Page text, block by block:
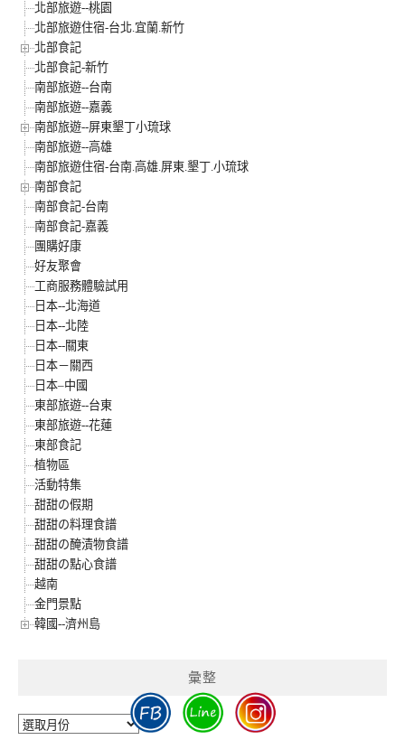
北部旅遊--桃園
北部旅遊住宿-台北.宜蘭.新竹
北部食記
北部食記-新竹
南部旅遊--台南
南部旅遊--嘉義
南部旅遊--屏東墾丁小琉球
南部旅遊--高雄
南部旅遊住宿-台南.高雄.屏東.墾丁.小琉球
南部食記
南部食記-台南
南部食記-嘉義
團購好康
好友聚會
工商服務體驗試用
日本--北海道
日本--北陸
日本--關東
日本－關西
日本–中國
東部旅遊--台東
東部旅遊--花蓮
東部食記
植物區
活動特集
甜甜の假期
甜甜の料理食譜
甜甜の醃漬物食譜
甜甜の點心食譜
越南
金門景點
韓國--濟州島
彙整
彙